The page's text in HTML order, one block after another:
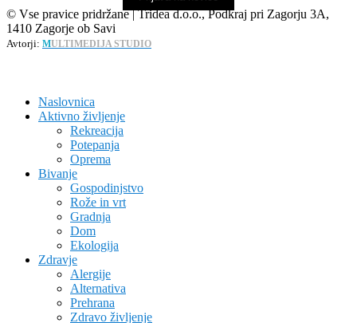
© Vse pravice pridržane | Tridea d.o.o., Podkraj pri Zagorju 3A,
1410 Zagorje ob Savi
Avtorji: MULTIMEDIJA STUDIO
Naslovnica
Aktivno življenje
Rekreacija
Potepanja
Oprema
Bivanje
Gospodinjstvo
Rože in vrt
Gradnja
Dom
Ekologija
Zdravje
Alergije
Alternativa
Prehrana
Zdravo življenje